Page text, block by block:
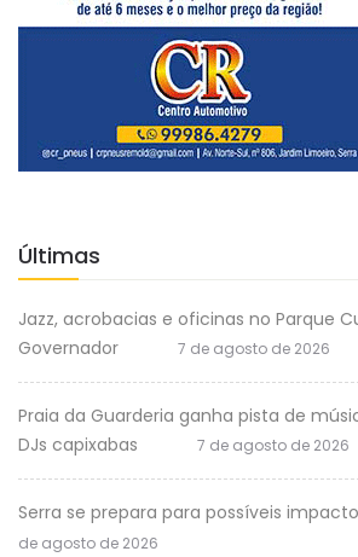
Últimas
Jazz, acrobacias e oficinas no Parque
Governador
7 de agosto de 2026
Praia da Guarderia ganha pista de
DJs capixabas
7 de agosto de 2026
Serra se prepara para possíveis
de agosto de 2026